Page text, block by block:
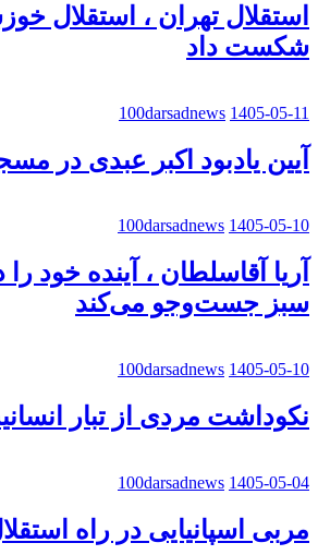
استقلال تهران ، استقلال
شکست داد
100darsadnews 1405-05-11
آیین یادبود اکبر عبدی در
100darsadnews 1405-05-10
آریا آقاسلطان ، آینده خود
سبز جست‌وجو می‌کند
100darsadnews 1405-05-10
نکوداشت مردی از تبار
100darsadnews 1405-05-04
مربی اسپانیایی در راه